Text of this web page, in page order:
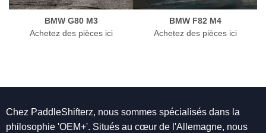
BMW G80 M3
Achetez des pièces ici
BMW F82 M4
Achetez des pièces ici
Chez PaddleShifterz, nous sommes spécialisés dans la
philosophie 'OEM+'. Situés au cœur de l'Allemagne, nous